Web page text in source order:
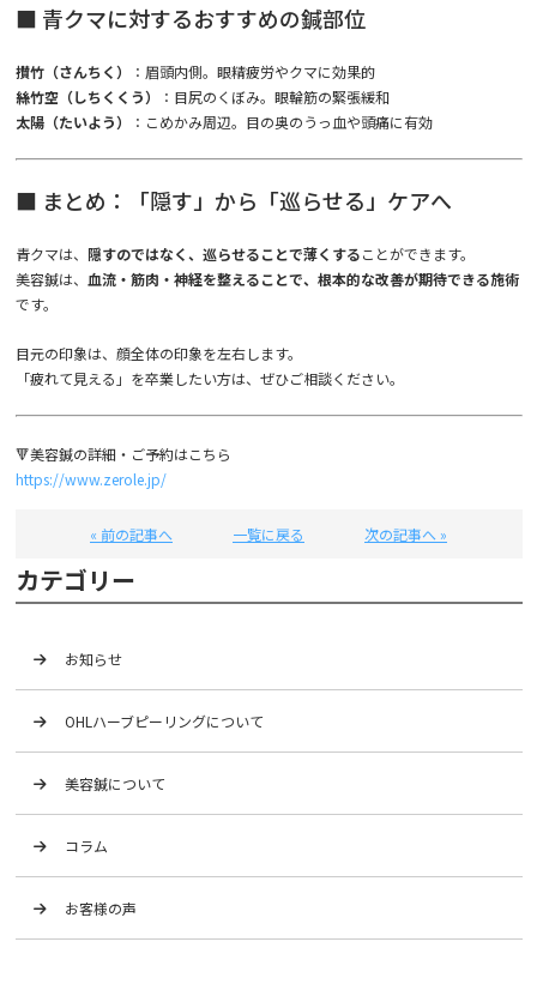
■ 青クマに対するおすすめの鍼部位
攅竹（さんちく）
：眉頭内側。眼精疲労やクマに効果的
絲竹空（しちくくう）
：目尻のくぼみ。眼輪筋の緊張緩和
太陽（たいよう）
：こめかみ周辺。目の奥のうっ血や頭痛に有効
■ まとめ：「隠す」から「巡らせる」ケアへ
青クマは、 隠すのではなく、巡らせることで薄くすることができます。
美容鍼は、 血流・筋肉・神経を整えることで、根本的な改善が期待できる施術
です。
目元の印象は、顔全体の印象を左右します。
「疲れて見える」を卒業したい方は、ぜひご相談ください。
🔻美容鍼の詳細・ご予約はこちら
https://www.zerole.jp/
« 前の記事へ 一覧に戻る 次の記事へ »
カテゴリー
お知らせ
OHLハーブピーリングについて
美容鍼について
コラム
お客様の声